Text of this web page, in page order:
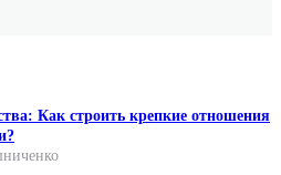
Как строить крепкие отношения